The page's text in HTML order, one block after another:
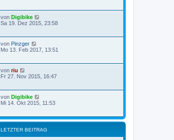
von Digibike
Sa 19. Dez 2015, 23:58
von Pinzger
Mo 13. Feb 2017, 13:51
von riu
Fr 27. Nov 2015, 16:47
von Digibike
Mi 14. Okt 2015, 11:53
LETZTER BEITRAG